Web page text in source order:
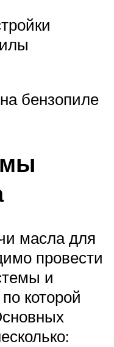
бензопиле
масла для
провести
и
которой